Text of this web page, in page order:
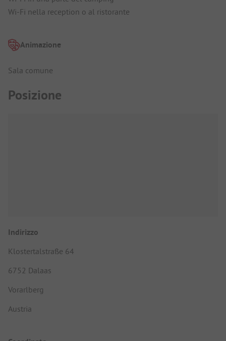
Wi-Fi nella reception o al ristorante
Animazione
Sala comune
Posizione
Indirizzo
Klostertalstraße 64
6752 Dalaas
Vorarlberg
Austria